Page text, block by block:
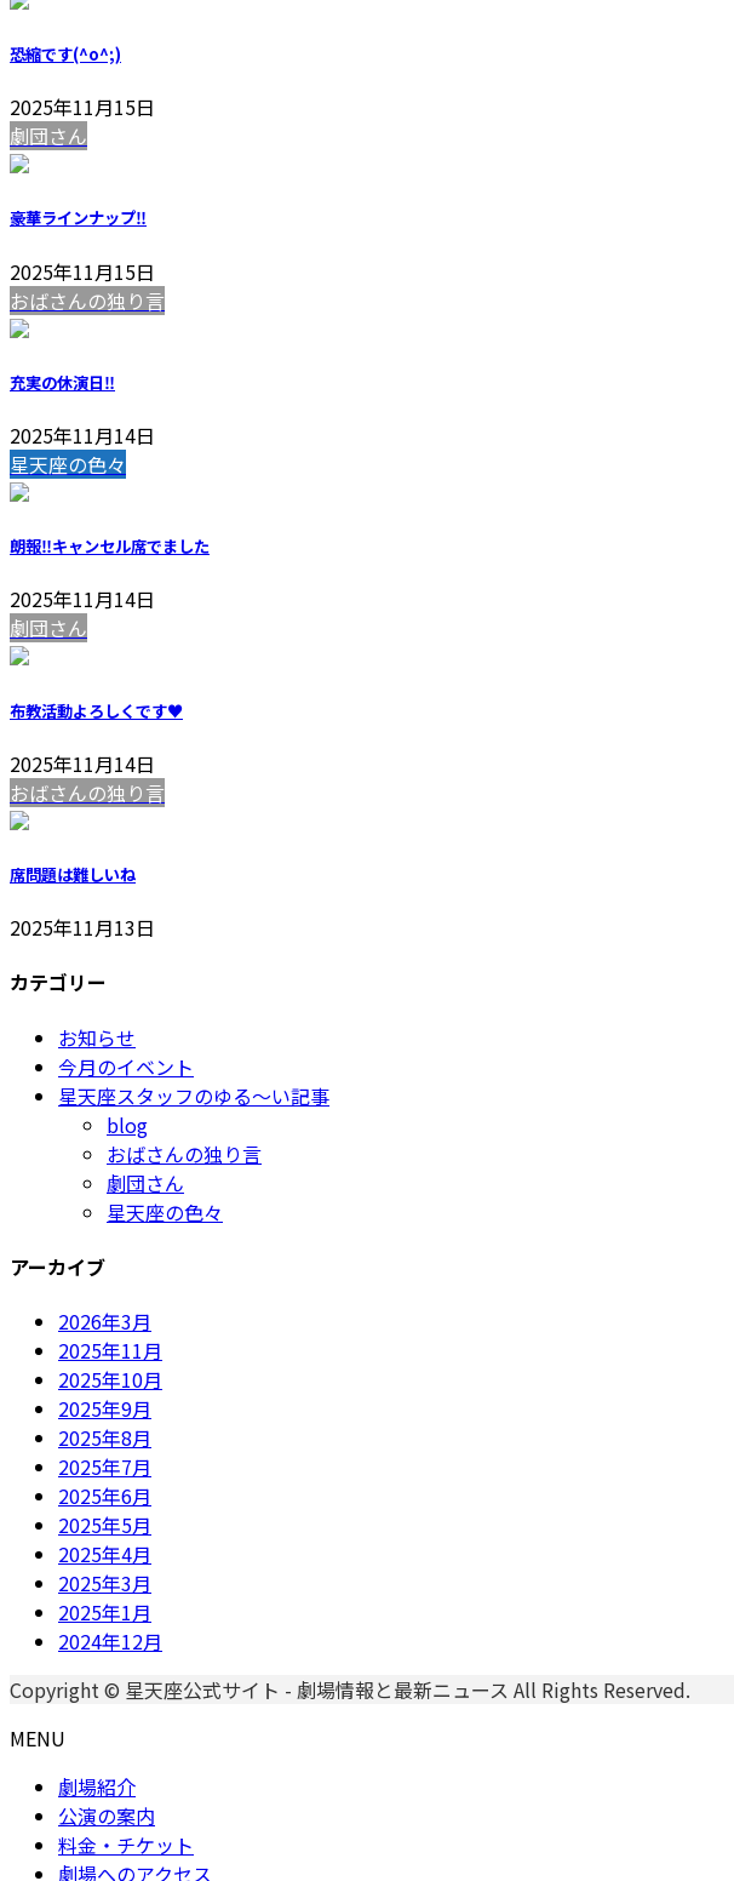
恐縮です(^o^;)
2025年11月15日
劇団さん
豪華ラインナップ‼️
2025年11月15日
おばさんの独り言
充実の休演日‼️
2025年11月14日
星天座の色々
朗報‼️キャンセル席でました
2025年11月14日
劇団さん
布教活動よろしくです♥️
2025年11月14日
おばさんの独り言
席問題は難しいね
2025年11月13日
カテゴリー
お知らせ
今月のイベント
星天座スタッフのゆる～い記事
blog
おばさんの独り言
劇団さん
星天座の色々
アーカイブ
2026年3月
2025年11月
2025年10月
2025年9月
2025年8月
2025年7月
2025年6月
2025年5月
2025年4月
2025年3月
2025年1月
2024年12月
Copyright © 星天座公式サイト - 劇場情報と最新ニュース All Rights Reserved.
MENU
劇場紹介
公演の案内
料金・チケット
劇場へのアクセス